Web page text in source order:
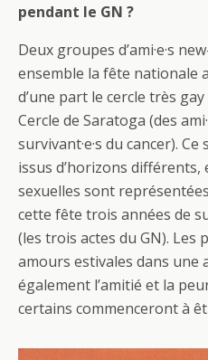
pendant le GN ?
Deux groupes d’ami·e·s
ensemble la fête nationale
d’une part le cercle très
Cercle de Saratoga (des
survivant·e·s du cancer).
issus d’horizons
sexuelles sont
cette fête trois années de
(les trois actes du GN). Les
amours estivales dans une
également l’amitié et la
certains commenceront à